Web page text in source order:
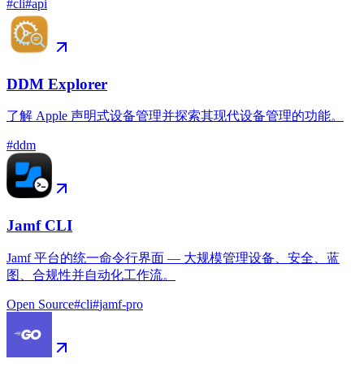
#cli#api
DDM Explorer
了解 Apple 声明式设备管理并探索其现代设备管理的功能。
#ddm
Jamf CLI
Jamf 平台的统一命令行界面 — 大规模管理设备、安全、蓝
图、合规性并自动化工作流。
Open Source#cli#jamf-pro